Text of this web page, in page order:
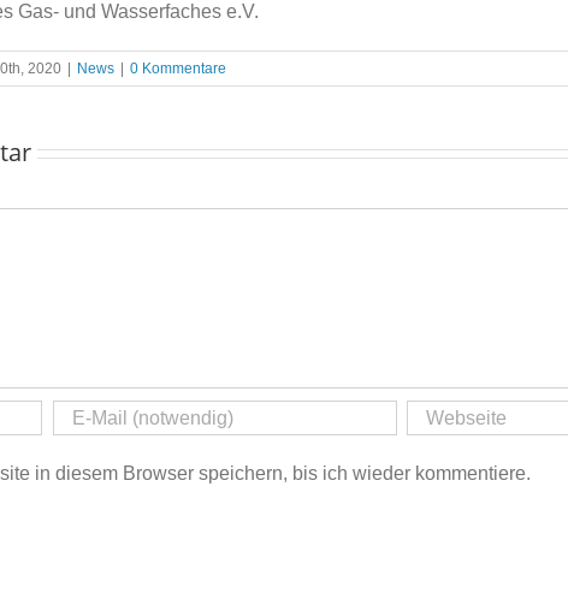
Gas- und Wasserfaches e.V.
2020 News 0 Kommentare
in diesem Browser speichern, bis ich wieder kommentiere.